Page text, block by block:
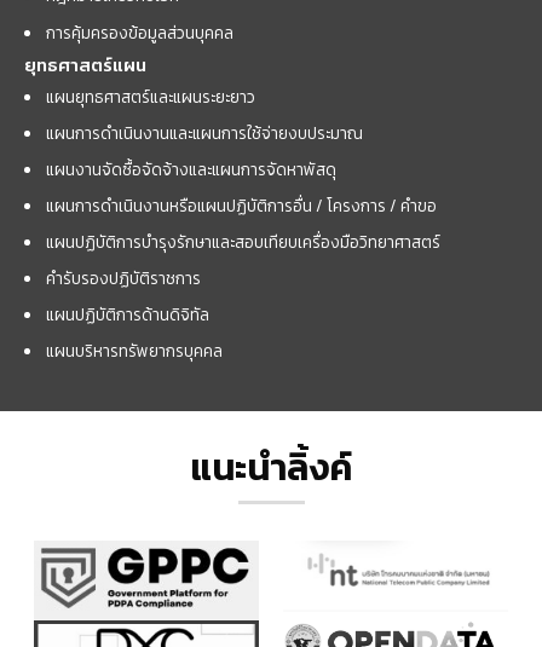
การคุ้มครองข้อมูลส่วนบุคคล
ยุทธศาสตร์แผน
แผนยุทธศาสตร์และแผนระยะยาว
แผนการดำเนินงานและแผนการใช้จ่ายงบประมาณ
แผนงานจัดซื้อจัดจ้างและแผนการจัดหาพัสดุ
แผนการดำเนินงานหรือแผนปฏิบัติการอื่น / โครงการ / คำขอ
แผนปฏิบัติการบำรุงรักษาและสอบเทียบเครื่องมือวิทยาศาสตร์
คำรับรองปฏิบัติราชการ
แผนปฏิบัติการด้านดิจิทัล
แผนบริหารทรัพยากรบุคคล
แนะนำลิ้งค์